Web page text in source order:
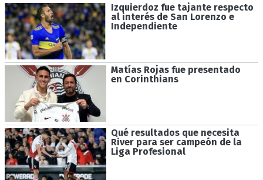
Izquierdoz fue tajante respecto
al interés de San Lorenzo e
Independiente
Matías Rojas fue presentado
en Corinthians
Qué resultados que necesita
River para ser campeón de la
Liga Profesional